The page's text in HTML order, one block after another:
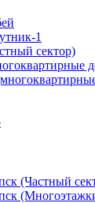
1
сектор)
(Частный